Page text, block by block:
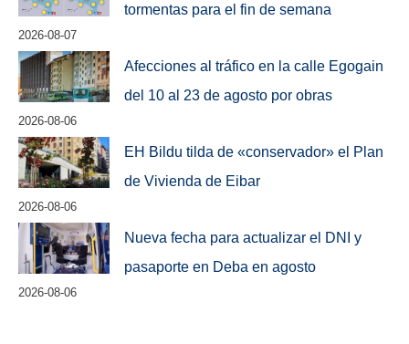
tormentas para el fin de semana
2026-08-07
Afecciones al tráfico en la calle Egogain
del 10 al 23 de agosto por obras
2026-08-06
EH Bildu tilda de «conservador» el Plan
de Vivienda de Eibar
2026-08-06
Nueva fecha para actualizar el DNI y
pasaporte en Deba en agosto
2026-08-06